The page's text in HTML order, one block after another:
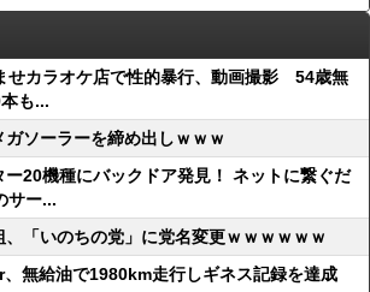
せカラオケ店で性的暴行、動画撮影 54歳無
も...
ソーラーを締め出しｗｗｗ
ー20機種にバックドア発見！ ネットに繋ぐだ
サー...
、「いのちの党」に党名変更ｗｗｗｗｗｗ
、無給油で1980km走行しギネス記録を達成